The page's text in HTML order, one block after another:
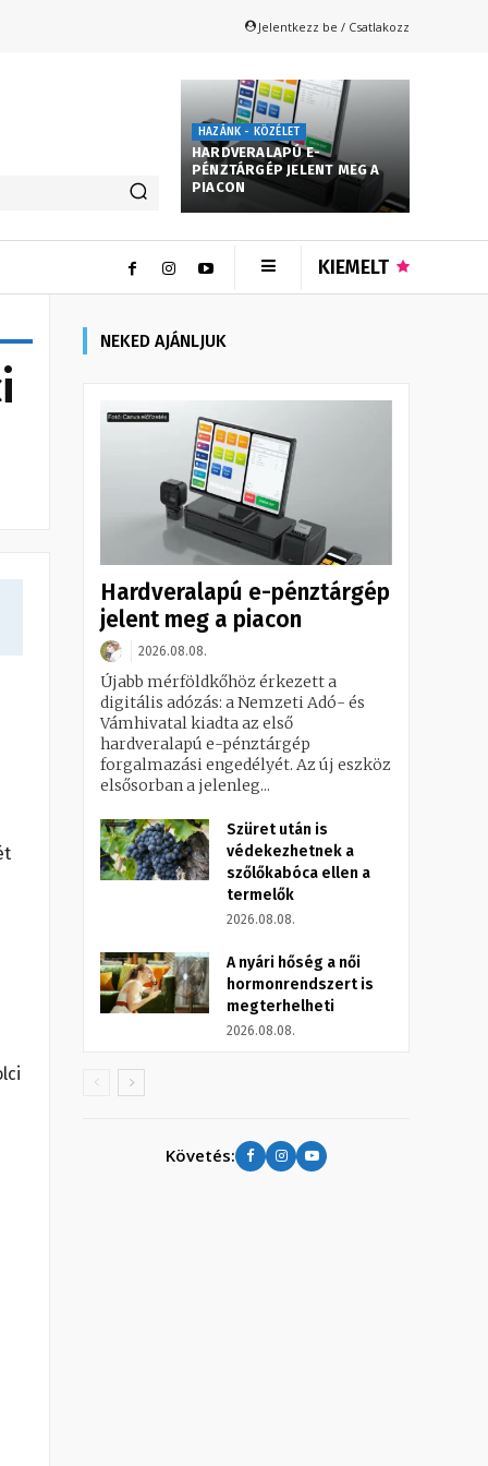
Jelentkezz be / Csatlakozz
HAZÁNK - KÖZÉLET
HARDVERALAPÚ E-
PÉNZTÁRGÉP JELENT MEG A
PIACON
KIEMELT
NEKED AJÁNLJUK
Hardveralapú e-pénztárgép
jelent meg a piacon
2026.08.08.
Újabb mérföldkőhöz érkezett a
digitális adózás: a Nemzeti Adó- és
Vámhivatal kiadta az első
hardveralapú e-pénztárgép
forgalmazási engedélyét. Az új eszköz
elsősorban a jelenleg...
Szüret után is
védekezhetnek a
szőlőkabóca ellen a
termelők
2026.08.08.
A nyári hőség a női
hormonrendszert is
megterhelheti
2026.08.08.
Követés: